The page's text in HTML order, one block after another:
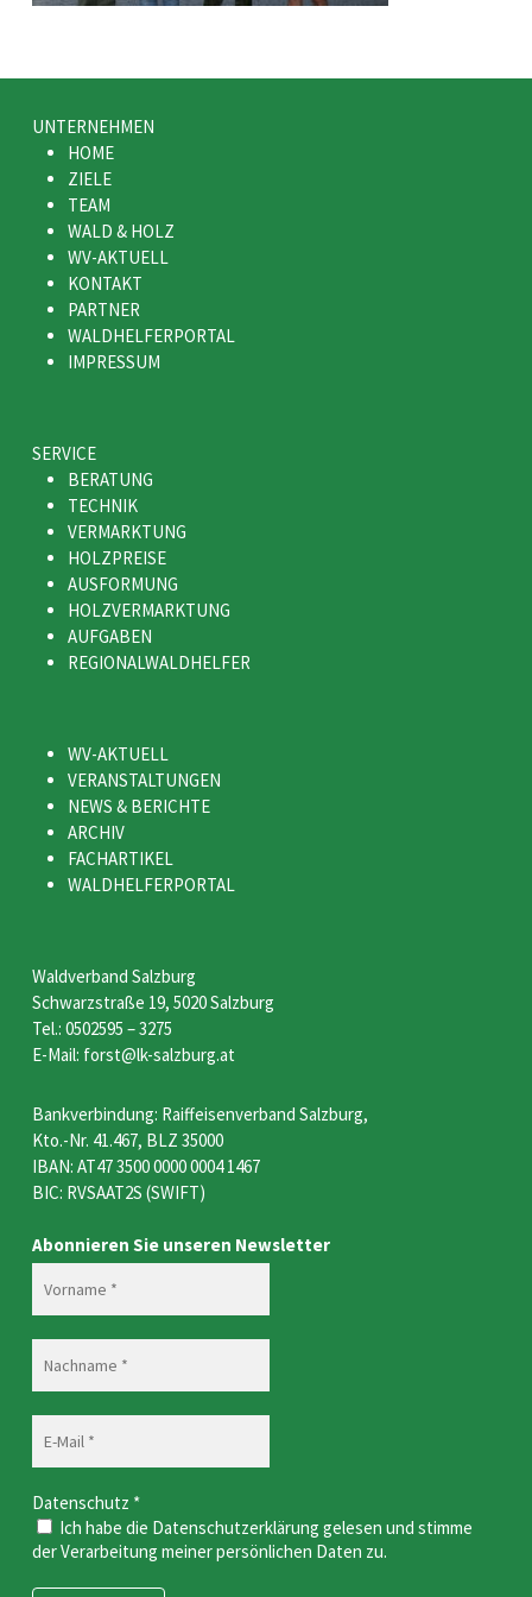
UNTERNEHMEN
HOME
ZIELE
TEAM
WALD & HOLZ
WV-AKTUELL
KONTAKT
PARTNER
WALDHELFERPORTAL
IMPRESSUM
SERVICE
BERATUNG
TECHNIK
VERMARKTUNG
HOLZPREISE
AUSFORMUNG
HOLZVERMARKTUNG
AUFGABEN
REGIONALWALDHELFER
WV-AKTUELL
VERANSTALTUNGEN
NEWS & BERICHTE
ARCHIV
FACHARTIKEL
WALDHELFERPORTAL
Waldverband Salzburg
Schwarzstraße 19, 5020 Salzburg
Tel.: 0502595 – 3275
E-Mail: forst@lk-salzburg.at
Bankverbindung: Raiffeisenverband Salzburg,
Kto.-Nr. 41.467, BLZ 35000
IBAN: AT47 3500 0000 0004 1467
BIC: RVSAAT2S (SWIFT)
Abonnieren Sie unseren Newsletter
Datenschutz *
Ich habe die Datenschutzerklärung gelesen und stimme
der Verarbeitung meiner persönlichen Daten zu.